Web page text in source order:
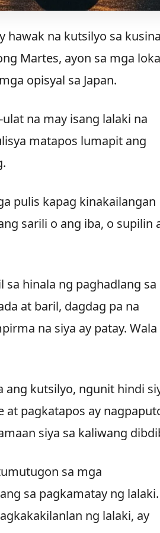
hawak na kutsilyo sa
Martes, ayon sa mga
opisyal sa Japan.
na may isang lalaki na
matapos lumapit ang
pulis kapag kinakailangan
sarili o ang iba, o supilin
sa hinala ng paghadlang sa
at baril, dagdag pa na
na siya ay patay. Wala
ang kutsilyo, ngunit hindi
at pagkatapos ay
siya sa kaliwang
sa mga
sa pagkamatay ng lalaki.
ng lalaki, ay